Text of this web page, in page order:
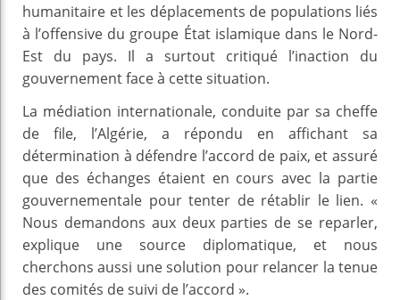
humanitaire et les déplacements de populations liés
à l’offensive du groupe État islamique dans le Nord-
Est du pays. Il a surtout critiqué l’inaction du
gouvernement face à cette situation.
La médiation internationale, conduite par sa cheffe
de file, l’Algérie, a répondu en affichant sa
détermination à défendre l’accord de paix, et assuré
que des échanges étaient en cours avec la partie
gouvernementale pour tenter de rétablir le lien. «
Nous demandons aux deux parties de se reparler,
explique une source diplomatique, et nous
cherchons aussi une solution pour relancer la tenue
des comités de suivi de l’accord ».